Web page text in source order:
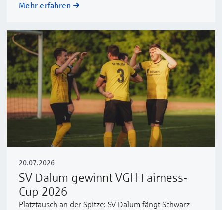
Mehr erfahren
20.07.2026
SV Dalum gewinnt VGH Fairness-
Cup 2026
Platztausch an der Spitze: SV Dalum fängt Schwarz-